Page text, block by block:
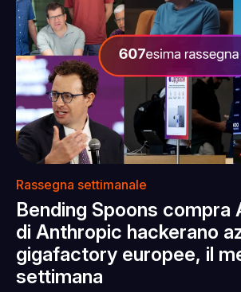
Rassegna settimanale
Bending Spoons compra
di Anthropic hackerano
gigafactory europee, il
settimana